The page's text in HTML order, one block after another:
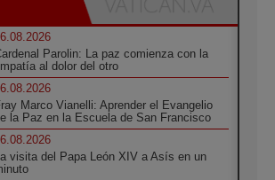
Parolin: La paz comienza con la
al dolor del otro
Marco Vianelli: Aprender el Evangelio
la Paz en la Escuela de San Francisco
La visita del Papa León XIV a Asís en un